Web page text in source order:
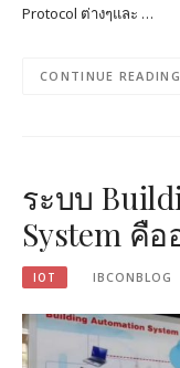
Protocol ต่างๆและ …
CONTINUE READING
ระบบ
System คือ
IOT IBCONBLOG